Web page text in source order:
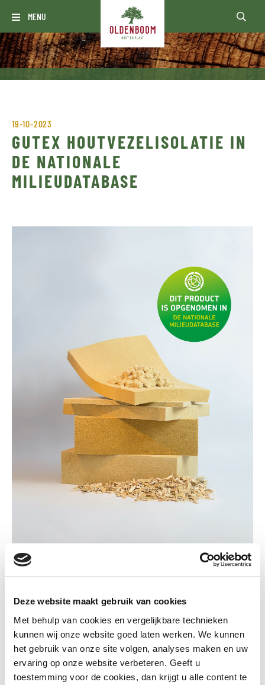
Deze website maakt gebruik van cookies
Met behulp van cookies en vergelijkbare technieken
kunnen wij onze website goed laten werken. We kunnen
het gebruik van onze site volgen, analyses maken en uw
ervaring op onze website verbeteren. Geeft u
toestemming voor de cookies, dan krijgt u alle content te
MENU
19-10-2023
GUTEX HOUTVEZELISOLATIE IN
DE NATIONALE
MILIEUDATABASE
Een bewijs van sterke milieuprestaties. De grondstof,
zijn recyclebaar en beschikken over de (kwaliteits)certificaten
CE, PEFC, EPD en Natureplus®.
Ook de ecologische cellulose-isolatiematerialen van Thermofloc